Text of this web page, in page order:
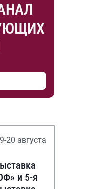
20 августа
и 5-я